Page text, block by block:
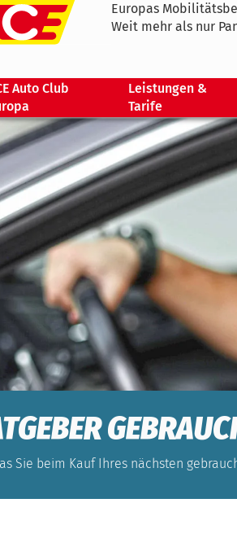
Europas
Weit mehr als nur
Auto Club
Leistungen &
Tarife
Sie beim Kauf Ihres nächsten